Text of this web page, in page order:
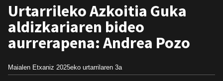
Urtarrileko Azkoitia Guka
aldizkariaren bideo
aurrerapena: Andrea Pozo
Maialen Etxaniz 2025eko urtarrilaren 3a